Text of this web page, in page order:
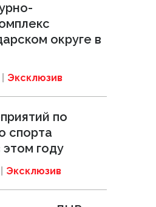
округе в
Эксклюзив
по
спорта
году
Эксклюзив